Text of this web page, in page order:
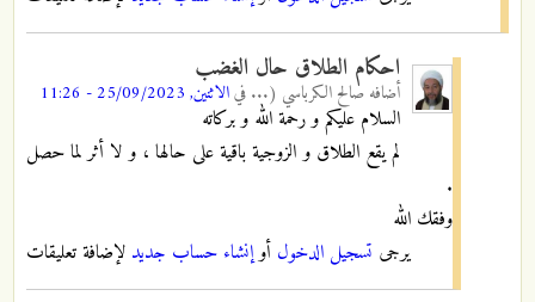
احكام الطلاق حال الغضب
أضافه صالح الكرباسي (... فيالاثنين, 25/09/2023 - 11:26
السلام عليكم و رحمة الله و بركاته
لم يقع الطلاق و الزوجية باقية على حالها ، و لا أثر لما حصل
.
وفقك الله
يرجى تسجيل الدخول أوإنشاء حساب جديد لإضافة تعليقات